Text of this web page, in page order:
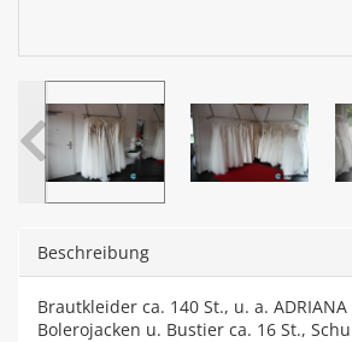
Beschreibung
Brautkleider ca. 140 St., u. a. ADRIANA
Bolerojacken u. Bustier ca. 16 St.,